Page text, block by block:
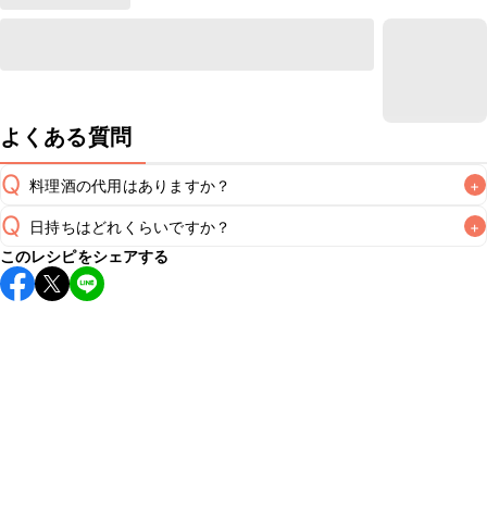
よくある質問
Q 料理酒の代用はありますか？ +
A
Q 日持ちはどれくらいですか？ +
保存期間は冷蔵で翌日中が目安です。なるべくお早めにお召
し上がりください。
このレシピをシェアする